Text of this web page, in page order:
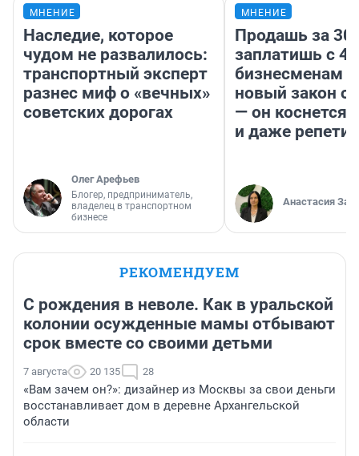
МНЕНИЕ
Наследие, которое
чудом не развалилось:
транспортный эксперт
разнес миф о «вечных»
советских дорогах
Олег Арефьев
Блогер, предприниматель,
владелец в транспортном
бизнесе
МНЕНИЕ
Продашь за
заплатишь с
бизнесменам
новый закон о
— он коснется
и даже
Анастасия
РЕКОМЕНДУЕМ
С рождения в неволе. Как в уральской
колонии осужденные мамы отбывают
срок вместе со своими детьми
7 августа 20 135 28
«Вам зачем он?»: дизайнер из Москвы за свои деньги
восстанавливает дом в деревне Архангельской
области